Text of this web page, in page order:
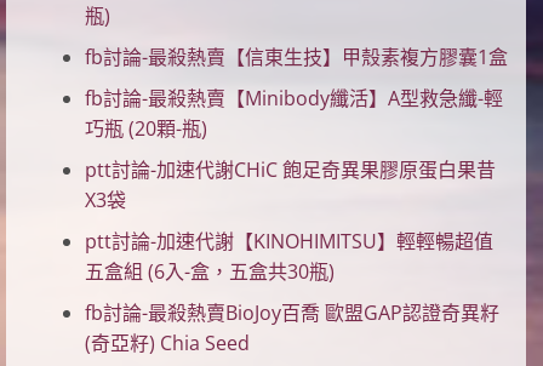
瓶)
fb討論-最殺熱賣【信東生技】甲殼素複方膠囊1盒
fb討論-最殺熱賣【Minibody纖活】A型救急纖-輕
巧瓶 (20顆-瓶)
ptt討論-加速代謝CHiC 飽足奇異果膠原蛋白果昔
X3袋
ptt討論-加速代謝【KINOHIMITSU】輕輕暢超值
五盒組 (6入-盒，五盒共30瓶)
fb討論-最殺熱賣BioJoy百喬 歐盟GAP認證奇異籽
(奇亞籽) Chia Seed